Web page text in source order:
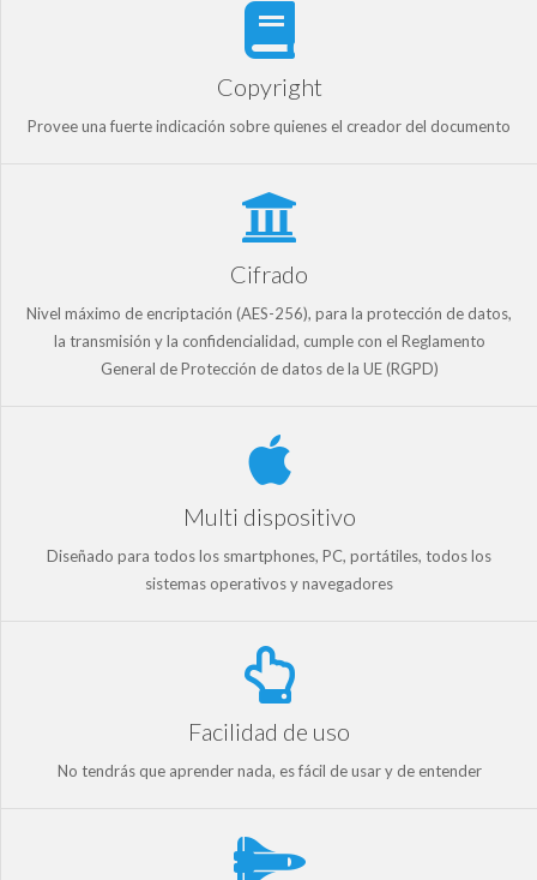
Copyright
Provee una fuerte indicación sobre quienes el creador del documento
Cifrado
Nivel máximo de encriptación (AES-256), para la protección de datos,
la transmisión y la confidencialidad, cumple con el Reglamento
General de Protección de datos de la UE (RGPD)
Multi dispositivo
Diseñado para todos los smartphones, PC, portátiles, todos los
sistemas operativos y navegadores
Facilidad de uso
No tendrás que aprender nada, es fácil de usar y de entender